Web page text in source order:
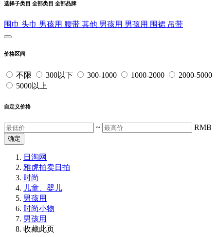
选择子类目 全部类目 全部品牌
围巾 头巾 男孩用 腰带 其他 男孩用 男孩用 围裙 吊带
价格区间
不限 300以下 300-1000 1000-2000
2000-5000
5000以上
自定义价格
~ RMB
确定
日淘网
雅虎拍卖日拍
时尚
儿童、婴儿
男孩用
时尚小物
男孩用
收藏此页